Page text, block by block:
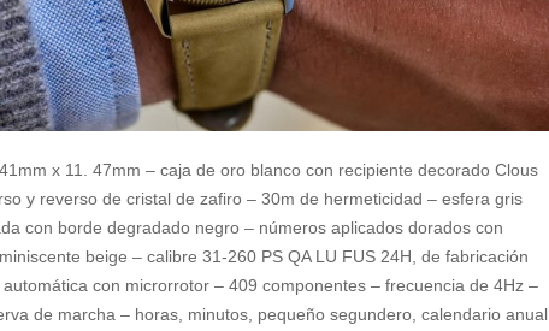
x 11. 47mm – caja de oro blanco con recipiente decorado Clous
y reverso de cristal de zafiro – 30m de hermeticidad – esfera gris
con borde degradado negro – números aplicados dorados con
beige – calibre 31-260 PS QA LU FUS 24H, de fabricación
con microrrotor – 409 componentes – frecuencia de 4Hz –
de marcha – horas, minutos, pequeño segundero, calendario anual,